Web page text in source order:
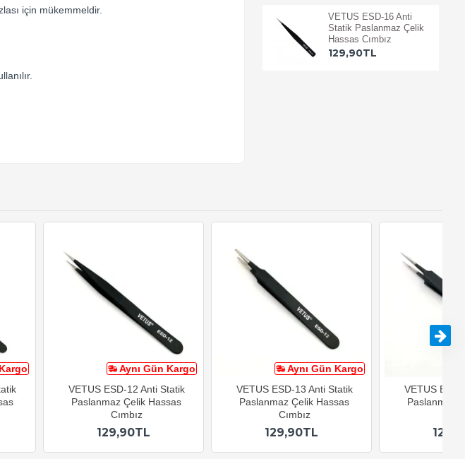
için mükemmeldir.
VETUS ESD-16 Anti
Statik Paslanmaz Çelik
Hassas Cımbız
129,90TL
Aynı Gün Kargo
VETUS ESD-12 Anti Statik
Paslanmaz Çelik Hassas
Cımbız
129,90TL
Aynı Gün Kargo
VETUS ESD-13 Anti Statik
Paslanmaz Çelik Hassas
Cımbız
129,90TL
VETUS
Paslanmaz